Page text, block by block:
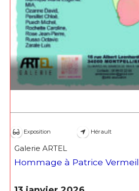
Exposition Hérault
Galerie ARTEL
Hommage à Patrice